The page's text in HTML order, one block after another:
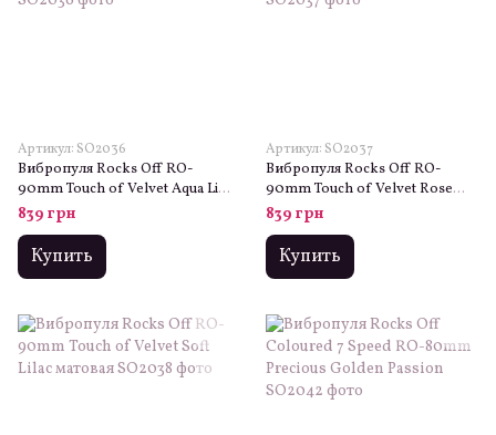
Артикул: SO2036
Вибропуля Rocks Off RO-
90mm Touch of Velvet Aqua Lily
матовая, 10 режимов работы,
на батарейке
839 грн
Купить
Артикул: SO2037
Вибропуля Rocks Off RO-
90mm Touch of Velvet Rose
Blush матовая, 10 режимов
работы, на батарейке
839 грн
Купить